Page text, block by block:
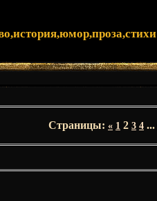
Страницы: « 1 2 3 4 ...